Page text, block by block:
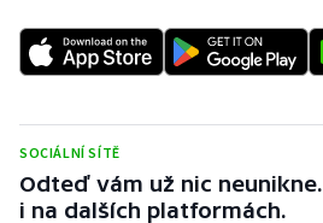
SOCIÁLNÍ SÍTĚ
Odteď vám už nic
i na dalších platformách.